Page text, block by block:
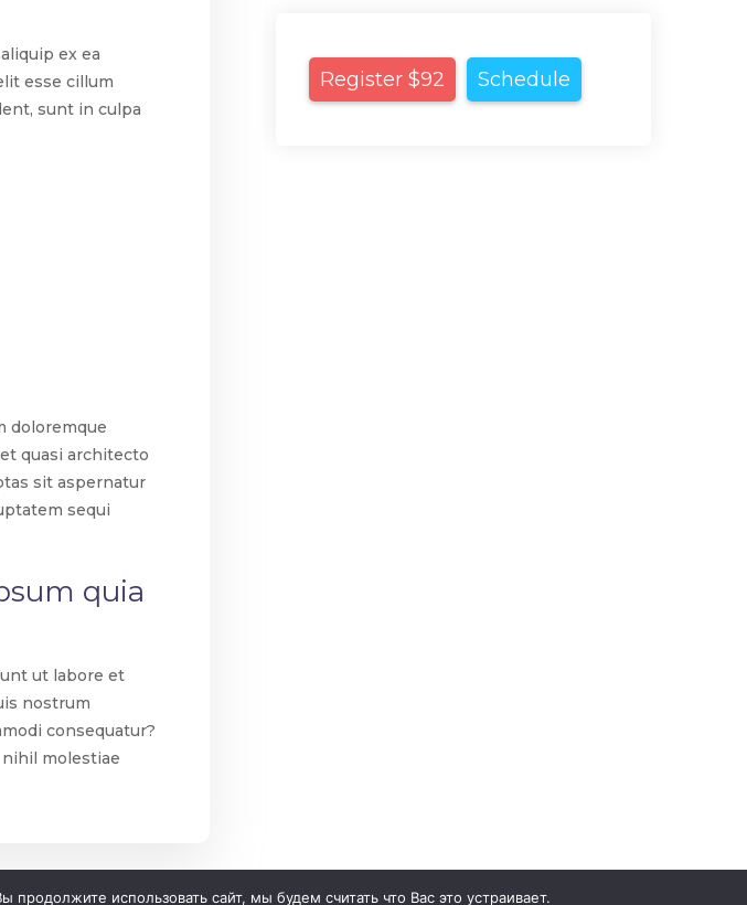
ex ea
esse cillum
sunt in culpa
doloremque
quasi architecto
sit aspernatur
sequi
quia
ut labore et
nostrum
consequatur?
molestiae
Register $92 Schedule
использовать сайт, мы будем считать что Вас это устраивает.